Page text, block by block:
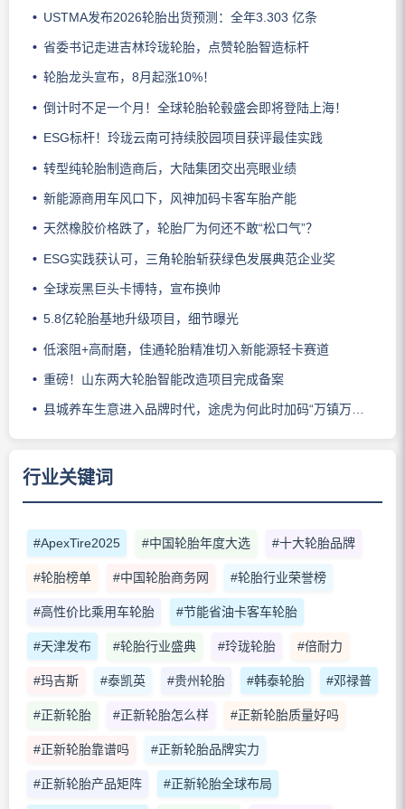
USTMA发布2026轮胎出货预测：全年3.303 亿条
省委书记走进吉林玲珑轮胎，点赞轮胎智造标杆
轮胎龙头宣布，8月起涨10%！
倒计时不足一个月！全球轮胎轮毂盛会即将登陆上海！
ESG标杆！玲珑云南可持续胶园项目获评最佳实践
转型纯轮胎制造商后，大陆集团交出亮眼业绩
新能源商用车风口下，风神加码卡客车胎产能
天然橡胶价格跌了，轮胎厂为何还不敢“松口气”？
ESG实践获认可，三角轮胎斩获绿色发展典范企业奖
全球炭黑巨头卡博特，宣布换帅
5.8亿轮胎基地升级项目，细节曝光
低滚阻+高耐磨，佳通轮胎精准切入新能源轻卡赛道
重磅！山东两大轮胎智能改造项目完成备案
县城养车生意进入品牌时代，途虎为何此时加码“万镇万店”？
行业关键词
#ApexTire2025 #中国轮胎年度大选 #十大轮胎品牌
#轮胎榜单 #中国轮胎商务网 #轮胎行业荣誉榜
#高性价比乘用车轮胎 #节能省油卡客车轮胎
#天津发布 #轮胎行业盛典 #玲珑轮胎 #倍耐力
#玛吉斯 #泰凯英 #贵州轮胎 #韩泰轮胎 #邓禄普
#正新轮胎 #正新轮胎怎么样 #正新轮胎质量好吗
#正新轮胎靠谱吗 #正新轮胎品牌实力
#正新轮胎产品矩阵 #正新轮胎全球布局